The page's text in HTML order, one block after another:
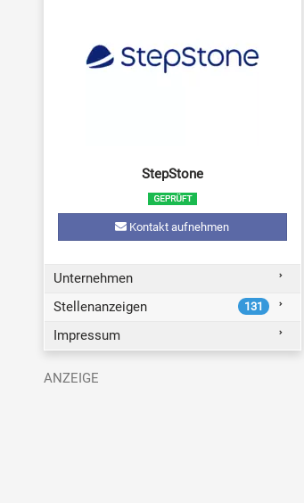
StepStone
Kontakt aufnehmen
Unternehmen
Stellenanzeigen
131
Impressum